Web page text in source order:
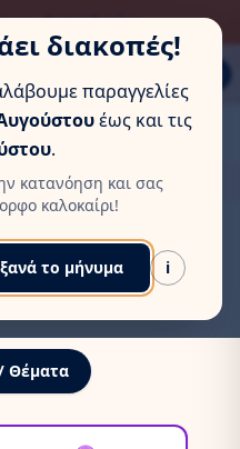
διακοπές!
παραγγελίες
έως και τις
.
κατανόηση και σας
καλοκαίρι!
το μήνυμα i
(Box Now)
Θεσσαλονίκη
/Κορίτσια
για Κορίτσια
την Τούμπα
, τη
. Για πιο σύνθετα σχέδια,
Θέματα